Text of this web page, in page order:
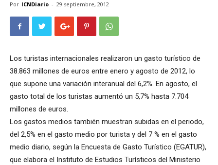
Por ICNDiario - 29 septiembre, 2012
Los turistas internacionales realizaron un gasto turístico de
38.863 millones de euros entre enero y agosto de 2012, lo
que supone una variación interanual del 6,2%. En agosto, el
gasto total de los turistas aumentó un 5,7% hasta 7.704
millones de euros.
Los gastos medios también muestran subidas en el periodo,
del 2,5% en el gasto medio por turista y del 7 % en el gasto
medio diario, según la Encuesta de Gasto Turístico (EGATUR),
que elabora el Instituto de Estudios Turísticos del Ministerio